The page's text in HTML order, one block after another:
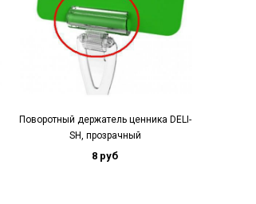
Поворотный держатель ценника DELI-
SH, прозрачный
8 руб